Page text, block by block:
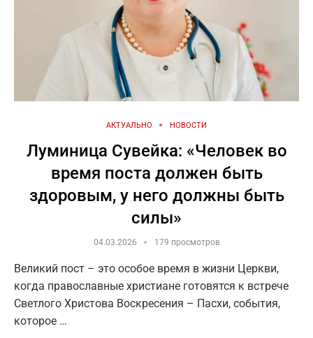
АКТУАЛЬНО НОВОСТИ
Луминица Сувейка: «Человек во
время поста должен быть
здоровым, у него должны быть
силы»
04.03.2026 179 просмотров
Великий пост – это особое время в жизни Церкви,
когда православные христиане готовятся к встрече
Светлого Христова Воскресения – Пасхи, события,
которое …